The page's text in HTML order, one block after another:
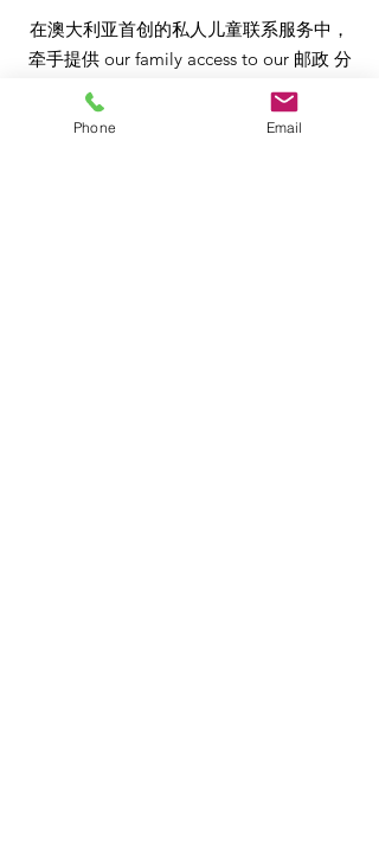
在澳大利亚首创的私人儿童联系服务中，
牵手提供 our family access to our 邮政 分
离支持程序 设计为 our_cc78198db5-
13bad539的一部分
#alwayschildfocused
Phone Email